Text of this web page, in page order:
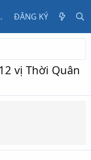
ĐĂNG KÝ
vị Thời Quân